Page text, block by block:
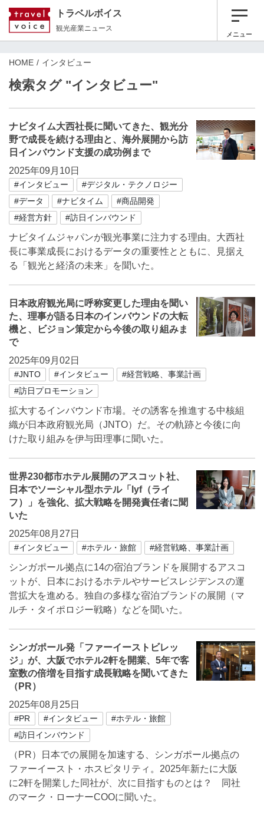
トラベルボイス
観光産業ニュース
メニュー
HOME インタビュー
検索タグ "インタビュー"
ナビタイム大西社長に聞いてきた、観光分
野で成長を続ける理由と、海外展開から訪
日インバウンド支援の成功例まで
2025年09月10日
#インタビュー
#デジタル・テクノロジー
#データ
#ナビタイム
#商品開発
#経営方針
#訪日インバウンド
ナビタイムジャパンが観光事業に注力する理由。大西社
長に事業成長におけるデータの重要性とともに、見据え
る「観光と経済の未来」を聞いた。
日本政府観光局に呼称変更した理由を聞い
た、理事が語る日本のインバウンドの大転
機と、ビジョン策定から今後の取り組みま
で
2025年09月02日
#JNTO #インタビュー
#経営戦略、事業計画
#訪日プロモーション
拡大するインバウンド市場。その誘客を推進する中核組
織が日本政府観光局（JNTO）だ。その軌跡と今後に向
けた取り組みを伊与田理事に聞いた。
世界230都市ホテル展開のアスコット社、
日本でソーシャル型ホテル「lyf（ライ
フ）」を強化、拡大戦略を開発責任者に聞
いた
2025年08月27日
#インタビュー #ホテル・旅館 #経営戦略、事業計画
シンガポール拠点に14の宿泊ブランドを展開するアスコ
ットが、日本におけるホテルやサービスレジデンスの運
営拡大を進める。独自の多様な宿泊ブランドの展開（マ
ルチ・タイポロジー戦略）などを聞いた。
シンガポール発「ファーイーストビレッ
ジ」が、大阪でホテル2軒を開業、5年で客
室数の倍増を⽬指す成長戦略を聞いてきた
（PR）
2025年08月25日
#PR #インタビュー
#ホテル・旅館
#訪日インバウンド
（PR）日本での展開を加速する、シンガポール拠点の
ファーイースト・ホスピタリティ。2025年新たに大阪
に2軒を開業した同社が、次に目指すものとは？ 同社
のマーク・ローナーCOOに聞いた。